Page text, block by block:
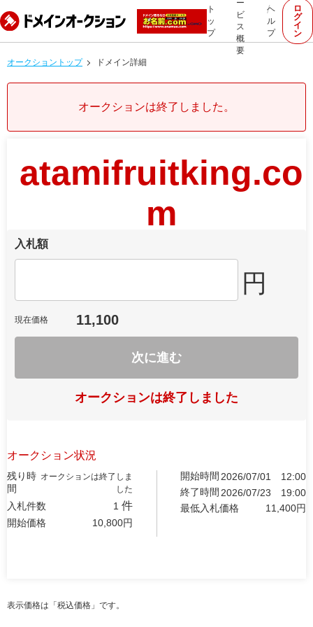
ト
ッ
プ
ー
ビ
ス
概
要
ヘ
ル
プ
ロ
グ
イ
ン
オークショントップ ドメイン詳細
オークションは終了しました。
atamifruitking.co
m
入札額
円
現在価格 11,100
次に進む
オークションは終了しました
オークション状況
残り時
間
オークションは終了しま
した
入札件数 1 件
開始価格 10,800円
開始時間 2026/07/01
12:00
終了時間 2026/07/23
19:00
最低入札価格
11,400円
表示価格は「税込価格」です。